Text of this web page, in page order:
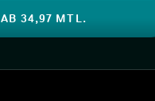
AB 34,97 MTL.